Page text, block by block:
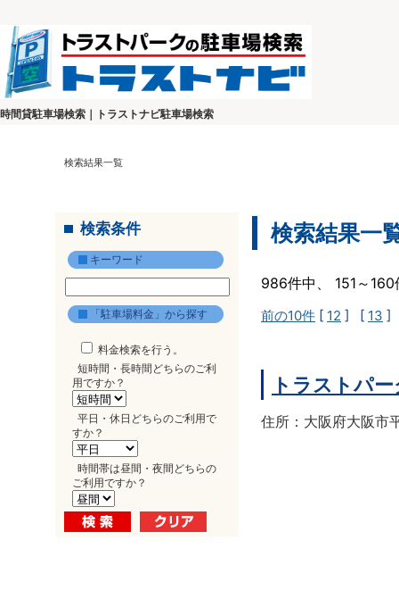
時間貸駐車場検索｜トラストナビ駐車場検索
検索結果一覧
検索条件
キーワード
「駐車場料金」から探す
料金検索を行う。
短時間・長時間どちらのご利
用ですか？
平日・休日どちらのご利用で
すか？
時間帯は昼間・夜間どちらの
ご利用ですか？
検索結果一
986件中、 151～
前の10件 [ 12 ] [ 13 ]
トラストパ
住所：大阪府大阪市